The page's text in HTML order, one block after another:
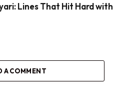
Lines That Hit Hard with
A COMMENT